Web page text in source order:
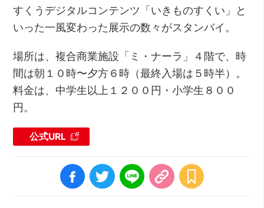
すくうデジタルコンテンツ「いきものすくい」と
いった一風変わった展示の数々がスタンバイ。
場所は、複合商業施設「ミ・ナーラ」４階で、時
間は朝１０時〜夕方６時（最終入場は５時半）。
料金は、中学生以上１２００円・小学生８００
円。
公式URL